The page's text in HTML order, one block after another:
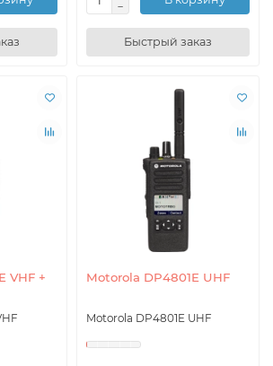
Быстрый заказ
VHF +
Motorola DP4801E UHF
Motorola DP4801E UHF